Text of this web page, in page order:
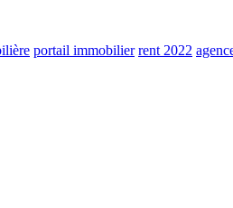
portail immobilier rent 2022